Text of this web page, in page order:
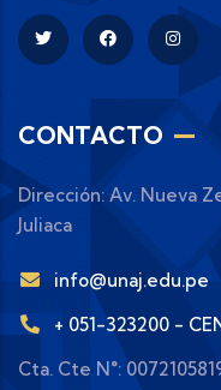
CONTACTO
Dirección: Av. Nueva
Juliaca
info@unaj.edu.pe
+ 051-323200 -
Cta. Cte N°: